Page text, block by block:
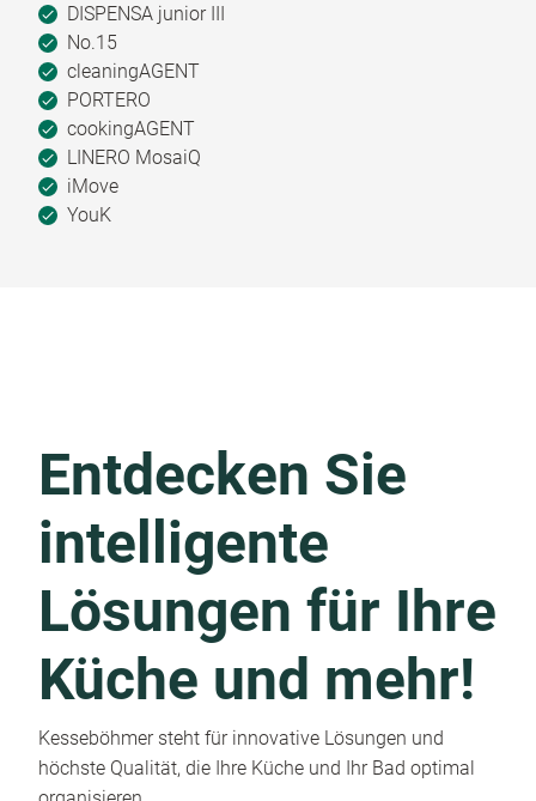
DISPENSA junior III
No.15
cleaningAGENT
PORTERO
cookingAGENT
LINERO MosaiQ
iMove
YouK
Entdecken Sie
intelligente
Lösungen für Ihre
Küche und mehr!
Kesseböhmer steht für innovative Lösungen und
höchste Qualität, die Ihre Küche und Ihr Bad optimal